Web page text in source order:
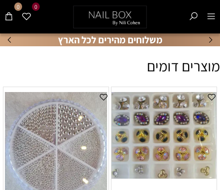
משלוחים מהירים לכל הארץ
0 0
מוצרים דומים